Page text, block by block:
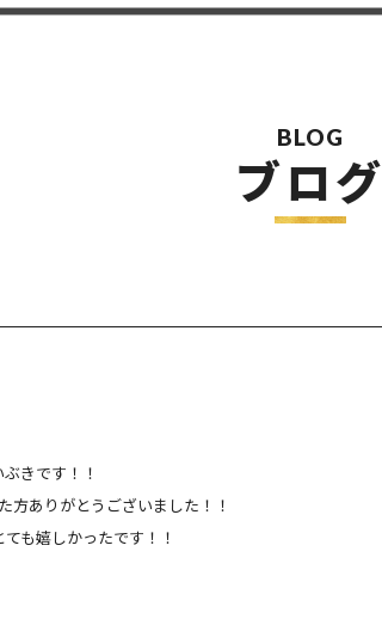
BLOG
ブログ
きです！！
方ありがとうございました！！
も嬉しかったです！！